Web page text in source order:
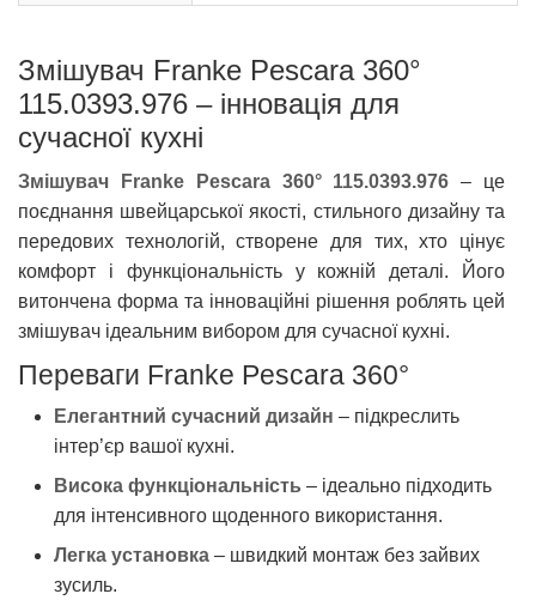
Змішувач Franke Pescara 360°
115.0393.976 – інновація для
сучасної кухні
Змішувач Franke Pescara 360° 115.0393.976 – це
поєднання швейцарської якості, стильного дизайну та
передових технологій, створене для тих, хто цінує
комфорт і функціональність у кожній деталі. Його
витончена форма та інноваційні рішення роблять цей
змішувач ідеальним вибором для сучасної кухні.
Переваги Franke Pescara 360°
Елегантний сучасний дизайн – підкреслить
інтер’єр вашої кухні.
Висока функціональність – ідеально підходить
для інтенсивного щоденного використання.
Легка установка – швидкий монтаж без зайвих
зусиль.